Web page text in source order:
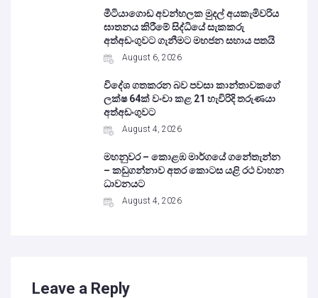
මීටියාගොඩ අවන්හලක මුදල් අයකැමිවරිය
ඝාතනය කිරීමේ සිද්ධියේ සැකකරු
අත්අඩංගුවට ගැනීමට මහජන සහාය පතයි
August 6, 2026
විදේශ ගතකරන බව පවසා කාන්තාවකගේ
ලක්ෂ 64ක් වංචා කළ 21 හැවිරිදි තරුණයා
අත්අඩංගුවට
August 4, 2026
මහනුවර – කොළඹ මාර්ගයේ ගනේතැන්න
– කඩුගන්නාව අතර කොටස යළි රථ වාහන
ධාවනයට
August 4, 2026
Leave a Reply